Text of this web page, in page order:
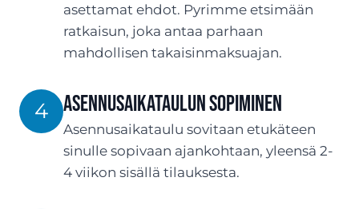
asettamat ehdot. Pyrimme etsimään
ratkaisun, joka antaa parhaan
mahdollisen takaisinmaksuajan.
4 Asennusaikataulun sopiminen
Asennusaikataulu sovitaan etukäteen
sinulle sopivaan ajankohtaan, yleensä 2-
4 viikon sisällä tilauksesta.